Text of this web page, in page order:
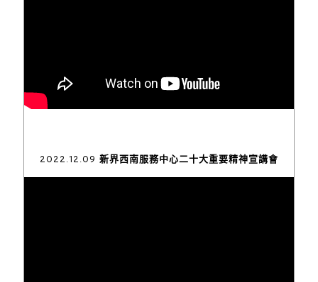
2022.12.09 新界西南服務中心二十大重要精神宣講會